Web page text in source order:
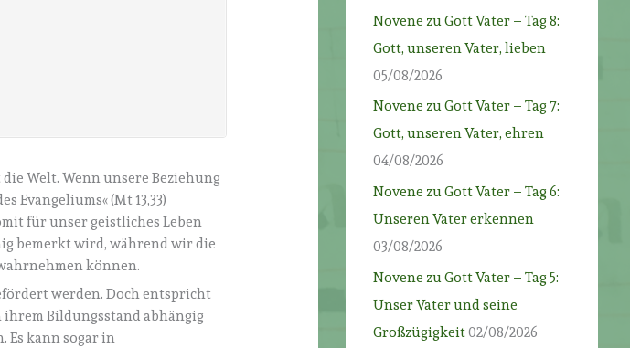
Welt. Wenn unsere Beziehung
Evangeliums« (Mt 13,33)
für unser geistliches Leben
bemerkt wird, während wir die
können.
werden. Doch entspricht
Bildungsstand abhängig
Es kann sogar in
Novene zu Gott Vater – Tag 8:
Gott, unseren Vater, lieben
05/08/2026
Novene zu Gott Vater – Tag 7:
Gott, unseren Vater, ehren
04/08/2026
Novene zu Gott Vater – Tag 6:
Unseren Vater erkennen
03/08/2026
Novene zu Gott Vater – Tag 5:
Unser Vater und seine
Großzügigkeit02/08/2026